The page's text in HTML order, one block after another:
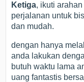
Ketiga, ikuti
perjalanan untuk
dan mudah.
dengan hanya
anda lakukan
butuh waktu lama
uang fantastis